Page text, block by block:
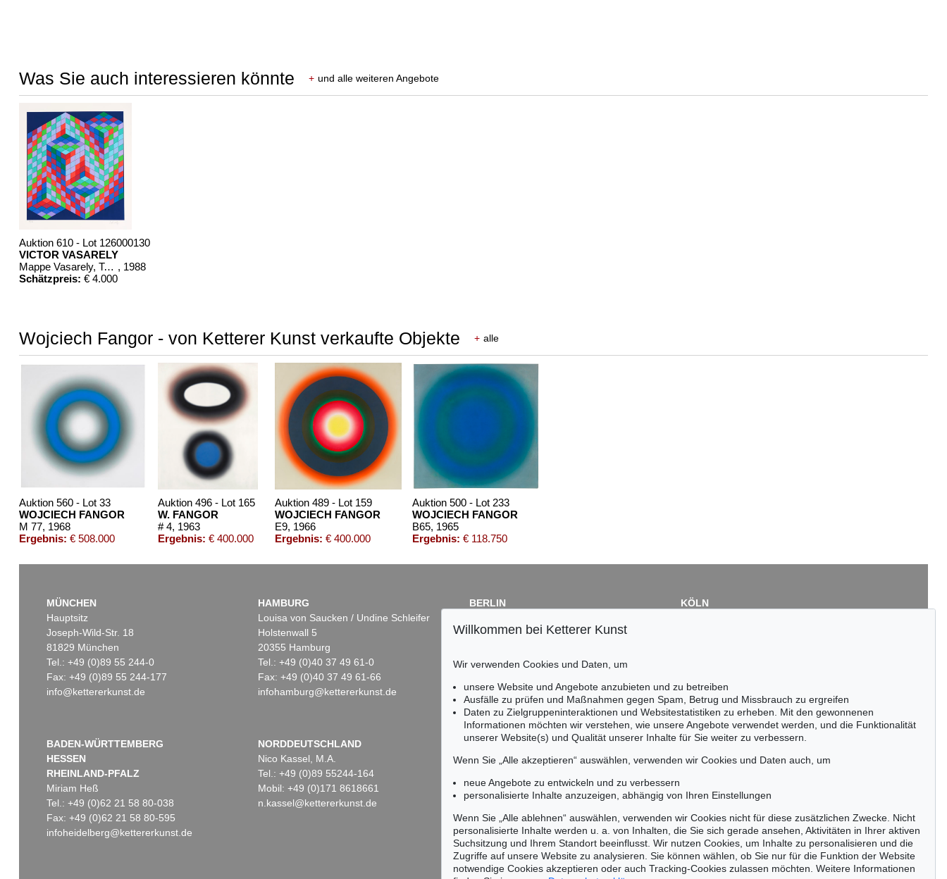
Was Sie auch interessieren könnte + und alle weiteren Angebote
Auktion 610 - Lot 126000130
VICTOR VASARELY
Mappe Vasarely, Texte Otto Hahn , 1988
Schätzpreis: € 4.000
Wojciech Fangor - von Ketterer Kunst verkaufte Objekte + alle
Auktion 560 - Lot 33
WOJCIECH FANGOR
M 77, 1968
Ergebnis: € 508.000
Auktion 496 - Lot 165
W. FANGOR
# 4, 1963
Ergebnis: € 400.000
Auktion 489 - Lot 159
WOJCIECH FANGOR
E9, 1966
Ergebnis: € 400.000
Auktion 500 - Lot 233
WOJCIECH FANGOR
B65, 1965
Ergebnis: € 118.750
MÜNCHEN
Hauptsitz
Joseph-Wild-Str. 18
81829 München
Tel.: +49 (0)89 55 244-0
Fax: +49 (0)89 55 244-177
info@kettererkunst.de
HAMBURG
Louisa von Saucken / Undine Schleifer
Holstenwall 5
20355 Hamburg
Tel.: +49 (0)40 37 49 61-0
Fax: +49 (0)40 37 49 61-66
infohamburg@kettererkunst.de
BERLIN
Fasanenstr. 70
Tel.: +49 (0)30 88 67 53-63
infoberlin@kettererkunst.de
KÖLN
BADEN-WÜRTTEMBERG
HESSEN
RHEINLAND-PFALZ
Miriam Heß
Tel.: +49 (0)62 21 58 80-038
Fax: +49 (0)62 21 58 80-595
infoheidelberg@kettererkunst.de
NORDDEUTSCHLAND
Nico Kassel, M.A.
Tel.: +49 (0)89 55244-164
Mobil: +49 (0)171 8618661
n.kassel@kettererkunst.de
Keine Auktion mehr verpassen!
Wir informieren Sie rechtzeitig.
Jetzt zum Newsletter anmelden >
Willkommen bei Ketterer Kunst
Wir verwenden Cookies und Daten, um
unsere Website und Angebote anzubieten und zu betreiben
Ausfälle zu prüfen und Maßnahmen gegen Spam, Betrug und Missbrauch zu ergreifen
Daten zu Zielgruppeninteraktionen und Websitestatistiken zu erheben. Mit den gewonnenen
Informationen möchten wir verstehen, wie unsere Angebote verwendet werden, und die Funktionalität
unserer Website(s) und Qualität unserer Inhalte für Sie weiter zu verbessern.
Wenn Sie „Alle akzeptieren“ auswählen, verwenden wir Cookies und Daten auch, um
neue Angebote zu entwickeln und zu verbessern
personalisierte Inhalte anzuzeigen, abhängig von Ihren Einstellungen
Wenn Sie „Alle ablehnen“ auswählen, verwenden wir Cookies nicht für diese zusätzlichen Zwecke. Nicht
personalisierte Inhalte werden u. a. von Inhalten, die Sie sich gerade ansehen, Aktivitäten in Ihrer aktiven
Suchsitzung und Ihrem Standort beeinflusst. Wir nutzen Cookies, um Inhalte zu personalisieren und die
Zugriffe auf unsere Website zu analysieren. Sie können wählen, ob Sie nur für die Funktion der Website
notwendige Cookies akzeptieren oder auch Tracking-Cookies zulassen möchten. Weitere Informationen